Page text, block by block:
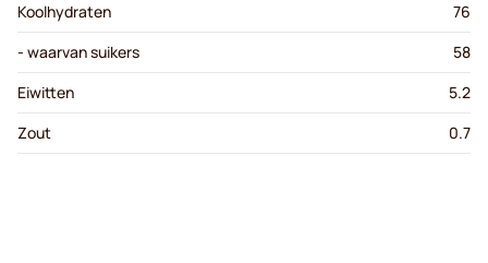
Koolhydraten
76
- waarvan suikers
58
Eiwitten
5.2
Zout
0.7